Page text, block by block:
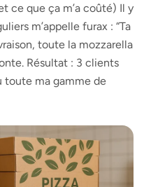
ce que ça m’a coûté) Il y
m’appelle furax : “Ta
toute la mozzarella
Résultat : 3 clients
toute ma gamme de